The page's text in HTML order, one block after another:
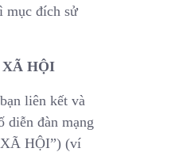
mục đích sử
HỘI
liên kết và
diễn đàn mạng
HỘI”) (ví